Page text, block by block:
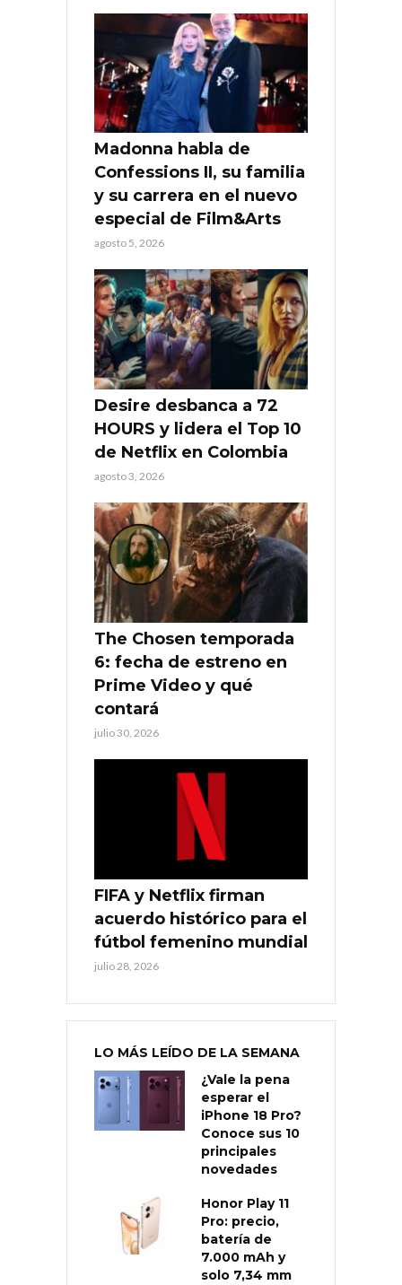
Madonna habla de
Confessions II, su familia
y su carrera en el nuevo
especial de Film&Arts
agosto 5, 2026
Desire desbanca a 72
HOURS y lidera el Top 10
de Netflix en Colombia
agosto 3, 2026
The Chosen temporada
6: fecha de estreno en
Prime Video y qué
contará
julio 30, 2026
FIFA y Netflix firman
acuerdo histórico para el
fútbol femenino mundial
julio 28, 2026
LO MÁS LEÍDO DE LA SEMANA
¿Vale la pena
esperar el
iPhone 18 Pro?
Conoce sus 10
principales
novedades
Honor Play 11
Pro: precio,
batería de
7.000 mAh y
solo 7,34 mm